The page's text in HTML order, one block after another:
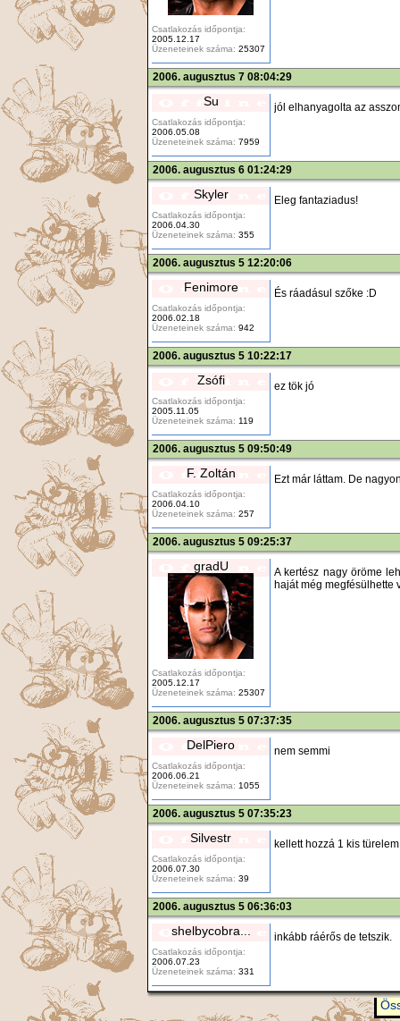
Csatlakozás időpontja:
2005.12.17
Üzeneteinek száma: 25307
2006. augusztus 7 08:04:29
Su
Csatlakozás időpontja:
2006.05.08
Üzeneteinek száma: 7959
jól elhanyagolta az
2006. augusztus 6 01:24:29
Skyler
Csatlakozás időpontja:
2006.04.30
Üzeneteinek száma: 355
Eleg fantaziadus!
2006. augusztus 5 12:20:06
Fenimore
Csatlakozás időpontja:
2006.02.18
Üzeneteinek száma: 942
És ráadásul szőke :D
2006. augusztus 5 10:22:17
Zsófi
Csatlakozás időpontja:
2005.11.05
Üzeneteinek száma: 119
ez tök jó
2006. augusztus 5 09:50:49
F. Zoltán
Csatlakozás időpontja:
2006.04.10
Üzeneteinek száma: 257
Ezt már láttam. De
2006. augusztus 5 09:25:37
gradU
Csatlakozás időpontja:
2005.12.17
Üzeneteinek száma: 25307
A kertész nagy öröme
haját még megfésülhette
2006. augusztus 5 07:37:35
DelPiero
Csatlakozás időpontja:
2006.06.21
Üzeneteinek száma: 1055
nem semmi
2006. augusztus 5 07:35:23
Silvestr
Csatlakozás időpontja:
2006.07.30
Üzeneteinek száma: 39
kellett hozzá 1 kis türelem
2006. augusztus 5 06:36:03
shelbycobra...
Csatlakozás időpontja:
2006.07.23
Üzeneteinek száma: 331
inkább ráérős de tetszik.